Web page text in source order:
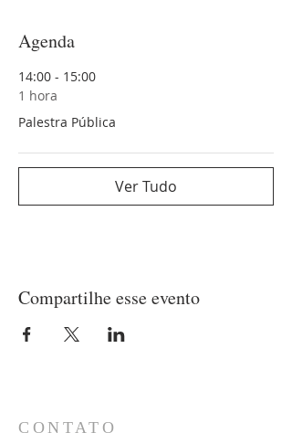
Agenda
14:00 - 15:00
1 hora
Palestra Pública
Ver Tudo
Compartilhe esse evento
CONTATO